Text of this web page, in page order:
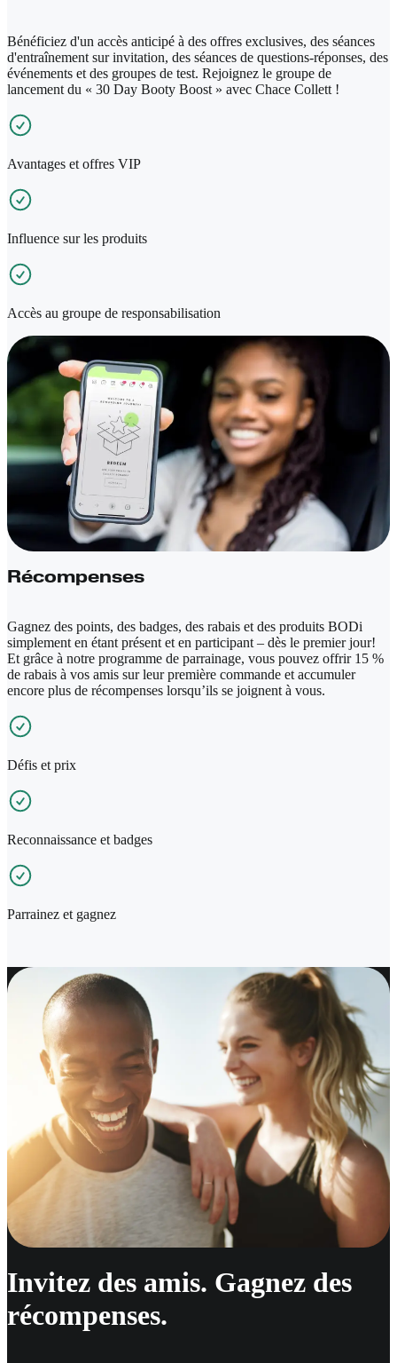
Bénéficiez d'un accès anticipé à des offres exclusives, des séances
d'entraînement sur invitation, des séances de questions-réponses, des
événements et des groupes de test. Rejoignez le groupe de
lancement du « 30 Day Booty Boost » avec Chace Collett !
Avantages et offres VIP
Influence sur les produits
Accès au groupe de responsabilisation
Récompenses
Gagnez des points, des badges, des rabais et des produits BODi
simplement en étant présent et en participant – dès le premier jour!
Et grâce à notre programme de parrainage, vous pouvez offrir 15 %
de rabais à vos amis sur leur première commande et accumuler
encore plus de récompenses lorsqu’ils se joignent à vous.
Défis et prix
Reconnaissance et badges
Parrainez et gagnez
Invitez des amis. Gagnez des
récompenses.